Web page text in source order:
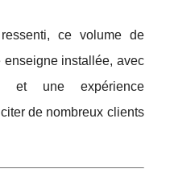
ce volume de
enseigne installée, avec
et une expérience
de nombreux clients